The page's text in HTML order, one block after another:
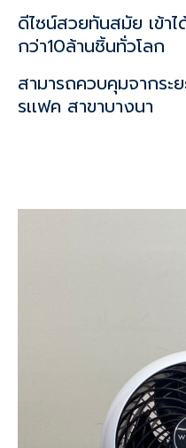
ดีไซน์สวยทันสมัย เข้า
กว่า10ล้านชิ้นทั่วโลก
สามารถควบคุมจากระ
รเเฟค สาขาบางนา